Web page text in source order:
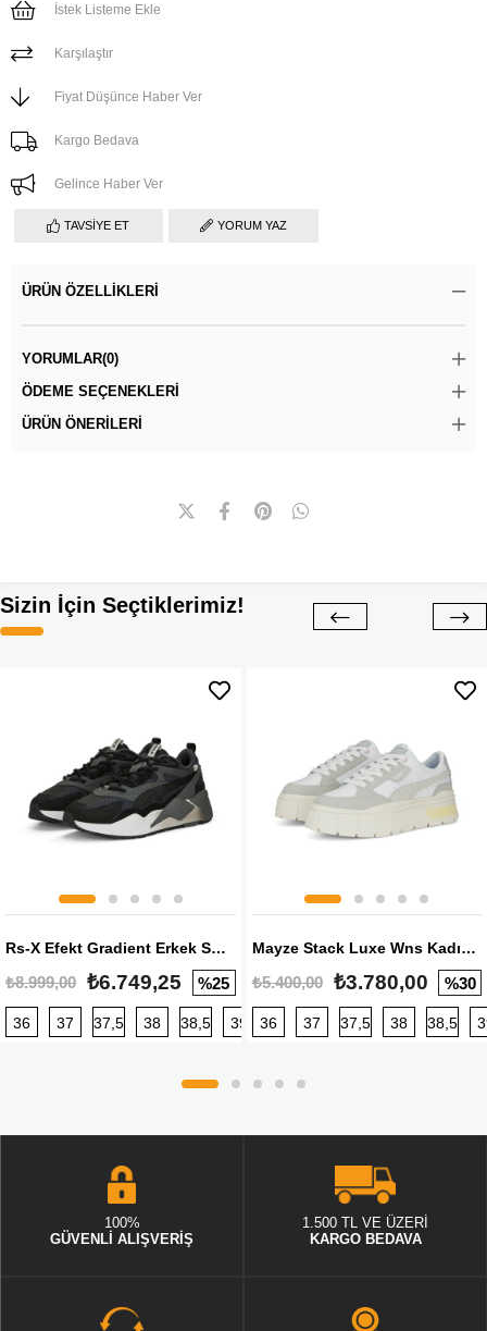
İstek Listeme Ekle
Karşılaştır
Fiyat Düşünce Haber Ver
Kargo Bedava
Gelince Haber Ver
TAVSIYE ET YORUM YAZ
ÜRÜN ÖZELLIKLERI
YORUMLAR(0)
ÖDEME SEÇENEKLERI
ÜRÜN ÖNERILERI
Sizin İçin Seçtiklerimiz!
Rs-X Efekt Gradient Erkek Sneaker
₺8.999,00 ₺6.749,25 %25
36 37 37,5 38 38,5 39 40 40,5 41 42 42,5
Mayze Stack Luxe Wns Kadın Sneaker
₺5.400,00 ₺3.780,00 %30
36 37 37,5 38 38,5
100%
GÜVENLİ ALIŞVERİŞ
1.500 TL VE ÜZERİ
KARGO BEDAVA